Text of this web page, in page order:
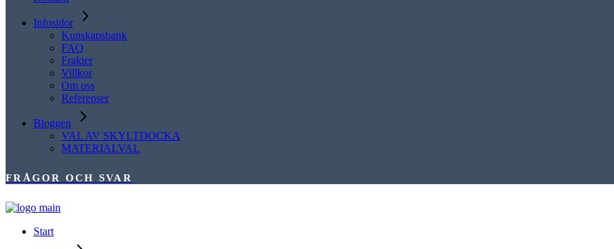
Infosidor
Kunskapsbank
FAQ
Frakter
Villkor
Om oss
Referenser
Bloggen
VAL AV SKYLTDOCKA
MATERIALVAL
FRÅGOR OCH SVAR
Start